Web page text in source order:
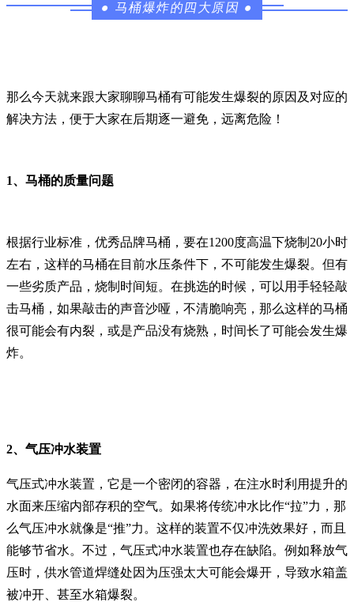
● 马桶爆炸的四大原因 ●
那么今天就来跟大家聊聊马桶有可能发生爆裂的原因及对应的
解决方法，便于大家在后期逐一避免，远离危险！
1、马桶的质量问题
根据行业标准，优秀品牌马桶，要在1200度高温下烧制20小时
左右，这样的马桶在目前水压条件下，不可能发生爆裂。但有
一些劣质产品，烧制时间短。在挑选的时候，可以用手轻轻敲
击马桶，如果敲击的声音沙哑，不清脆响亮，那么这样的马桶
很可能会有内裂，或是产品没有烧熟，时间长了可能会发生爆
炸。
2、气压冲水装置
气压式冲水装置，它是一个密闭的容器，在注水时利用提升的
水面来压缩内部存积的空气。如果将传统冲水比作“拉”力，那
么气压冲水就像是“推”力。这样的装置不仅冲洗效果好，而且
能够节省水。不过，气压式冲水装置也存在缺陷。例如释放气
压时，供水管道焊缝处因为压强太大可能会爆开，导致水箱盖
被冲开、甚至水箱爆裂。